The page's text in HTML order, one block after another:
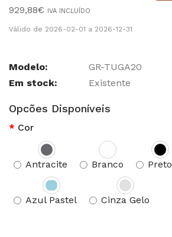
929,88€ IVA INCLUÍDO
Válido de 2026-02-01 a 2026-12-31
Modelo:
GR-TUGA20
Em stock:
Existente
Opcões Disponíveis
Cor
Antracite Branco Preto
Azul Pastel Cinza Gelo